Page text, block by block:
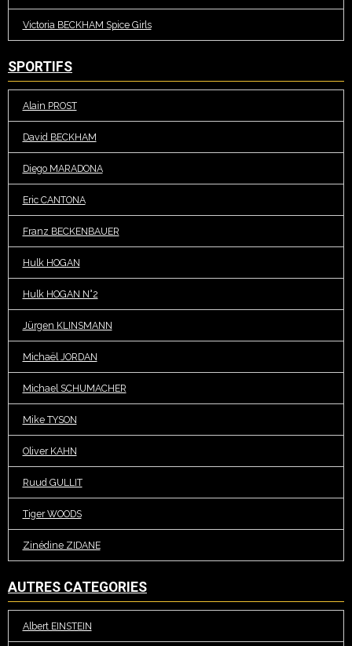
Victoria BECKHAM Spice Girls
SPORTIFS
Alain PROST
David BECKHAM
Diego MARADONA
Eric CANTONA
Franz BECKENBAUER
Hulk HOGAN
Hulk HOGAN N°2
Jürgen KLINSMANN
Michaël JORDAN
Michael SCHUMACHER
Mike TYSON
Oliver KAHN
Ruud GULLIT
Tiger WOODS
Zinédine ZIDANE
AUTRES CATEGORIES
Albert EINSTEIN